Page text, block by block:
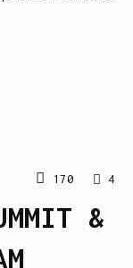
170 4
&